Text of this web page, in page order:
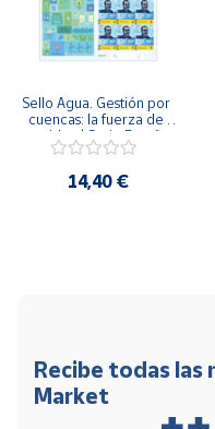
Sello Agua. Gestión por
cuencas: la fuerza de
una idea.| Serie España
ES| Pliego Premium
14,40 €
Recibe todas las
Market